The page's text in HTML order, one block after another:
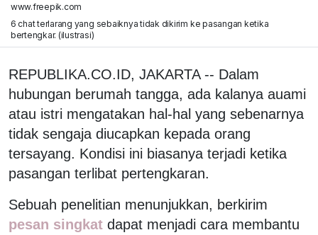
www.freepik.com
6 chat terlarang yang sebaiknya tidak dikirim ke pasangan ketika
bertengkar. (ilustrasi)
REPUBLIKA.CO.ID, JAKARTA -- Dalam
hubungan berumah tangga, ada kalanya auami
atau istri mengatakan hal-hal yang sebenarnya
tidak sengaja diucapkan kepada orang
tersayang. Kondisi ini biasanya terjadi ketika
pasangan terlibat pertengkaran.
Sebuah penelitian menunjukkan, berkirim
pesan singkat dapat menjadi cara membantu